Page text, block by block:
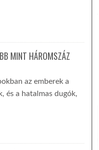
MINT HÁROMSZÁZ
az emberek a
és a hatalmas dugók,